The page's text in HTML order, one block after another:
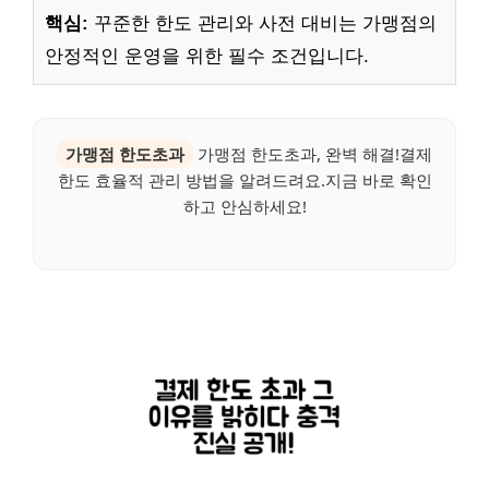
핵심: 꾸준한 한도 관리와 사전 대비는 가맹점의
안정적인 운영을 위한 필수 조건입니다.
가맹점 한도초과
가맹점 한도초과, 완벽 해결!결제
한도 효율적 관리 방법을 알려드려요.지금 바로 확인
하고 안심하세요!